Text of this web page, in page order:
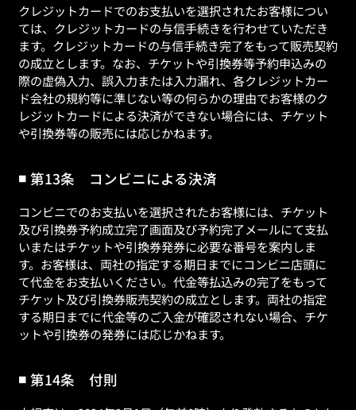
クレジットカードでのお支払いを選択されたお客様につい
ては、クレジットカードの与信手続きを行わせていただき
ます。クレジットカードの与信手続き完了をもって販売契約
の成立とします。なお、チケットや引換券等予約申込みの
際の虚偽入力、誤入力または入力漏れ、各クレジットカー
ド会社の規約等に準じない等の何らかの理由でお客様のク
レジットカードによる決済ができない場合には、チケット
や引換券等の販売には応じかねます。
第13条 コンビニによる決済
コンビニでのお支払いを選択されたお客様には、チケット
及び引換券予約成立完了画面及び予約完了メールにて支払
いまたはチケットや引換券発券に必要な番号を案内しま
す。お客様は、両社の指定する期日までにコンビニ店頭に
て代金をお支払いください。代金等払込みの完了をもって
チケット及び引換券販売契約の成立とします。両社の指定
する期日までに代金等のご入金が確認されない場合、チケ
ットや引換券の発券には応じかねます。
第14条 付則